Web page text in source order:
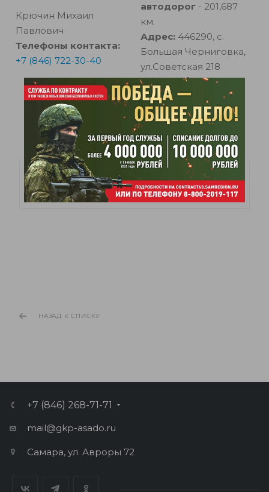
Крючин Михаил
Павлович
Телефоны контакта:
+7 (846) 722-30-40
автодорог - 201,687
км.
Адрес: 446290, с.
Большая Черниговка,
ул.Советская 218
Телефон/факс:
(846) 722-30-40
E-mail: bch@gkp-
asado.ru
Наши дороги
НАЗАД К СПИСКУ
+7 (846) 268-71-71
mail@gkp-asado.ru
Самара, ул. Авроры 72